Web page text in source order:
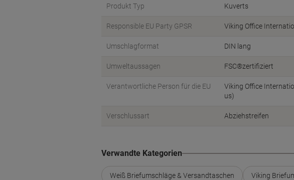
Produkt Typ Kuverts
Responsible EU Party GPSR Viking Office
Umschlagformat DIN lang
Umweltaussagen FSC®zertifiziert
Verantwortliche Person für die EU
Viking Office
us)
Verschlussart Abziehstreifen
Verwandte Kategorien
Weiß Briefumschläge & Versandtaschen Viking